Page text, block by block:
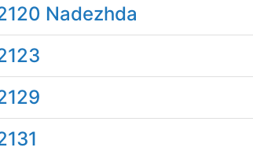
Nadezhda